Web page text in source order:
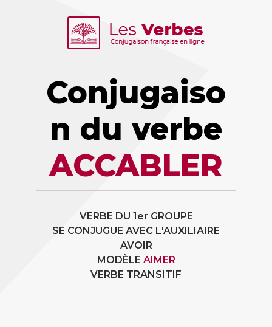
Conjugaiso
n du verbe
ACCABLER
VERBE DU 1er GROUPE
SE CONJUGUE AVEC L'AUXILIAIRE
AVOIR
MODÈLE AIMER
VERBE TRANSITIF